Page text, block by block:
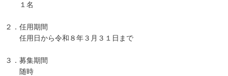
１名
２．任用期間
任用日から令和８年３月３１日まで
３．募集期間
随時